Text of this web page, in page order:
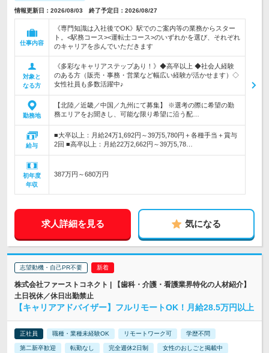
情報更新日：2026/08/03 終了予定日：2026/08/27
仕事内容
《専門知識は入社後でOK》駅でのご案内等の業務からスター
ト。<駅務コース><運転士コース>のいずれかを選び、それぞれ
のキャリアを歩んでいただきます
対象と
なる方
《多彩なキャリアステップあり！》◆高卒以上 ◆社会人経験
のある方（販売・事務・営業など幅広い経験が活かせます）◇
女性社員も多数活躍中♪
勤務地
【北陸／近畿／中国／九州にて募集】 ※選考の際に希望の勤
務エリアをお聞きし、可能な限り希望に沿う配…
給与
■大卒以上：月給24万1,692円～39万5,780円＋各種手当＋賞与
2回 ■高卒以上：月給22万2,662円～39万5,78…
初年度
年収
387万円～680万円
求人詳細を見る 気になる
志望動機・自己PR不要
株式会社ファーストコネクト | 【歯科・介護・看護業界特化の人材紹介】
土日祝休／休日出勤禁止
【キャリアアドバイザー】フルリモートOK！月給28.5万円以上
正社員 職種・業種未経験OK リモートワーク可 学歴不問
第二新卒歓迎 転勤なし 完全週休2日制 女性のおしごと掲載中